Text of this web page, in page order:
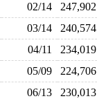
02/14
03/14
04/11
05/09
06/13